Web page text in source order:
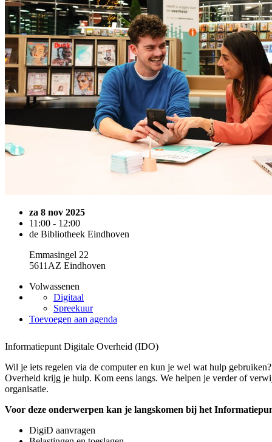
za 8 nov 2025
11:00 - 12:00
de Bibliotheek Eindhoven
Emmasingel 22
5611AZ Eindhoven
Volwassenen
Digitaal
Spreekuur
Toevoegen aan agenda
Informatiepunt Digitale Overheid (IDO)
Wil je iets regelen via de computer en kun je wel wat hulp
Overheid krijg je hulp. Kom eens langs. We helpen je verder of
organisatie.
Voor deze onderwerpen kan je langskomen bij het
DigiD aanvragen